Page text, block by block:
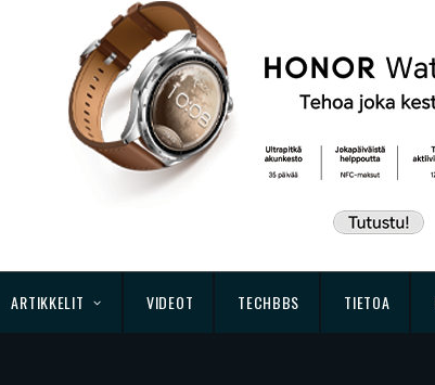
ARTIKKELIT VIDEOT TECHBBS TIETOA